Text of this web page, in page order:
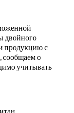
двойного
продукцию с
сообщаем о
учитывать